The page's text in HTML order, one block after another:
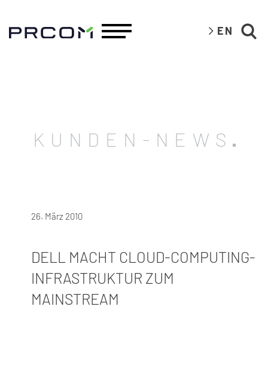
EN
KUNDEN-NEWS
26. März 2010
DELL MACHT CLOUD-COMPUTING-
INFRASTRUKTUR ZUM
MAINSTREAM